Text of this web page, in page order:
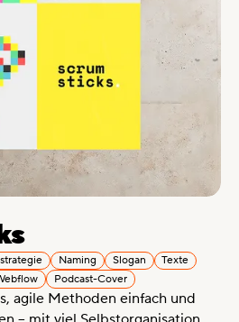
Naming Slogan
Texte
Podcast-Cover
agile Methoden einfach und